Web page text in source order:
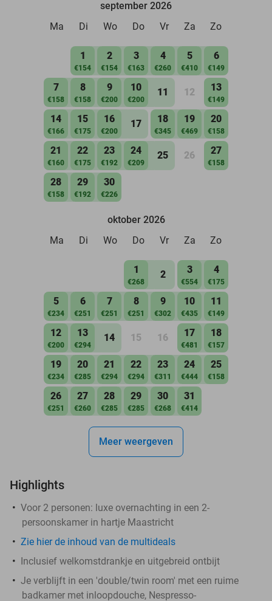
september 2026
Ma
Di Wo Do Vr Za Zo
1
€154
2
€154
3
€163
4
€260
5
€410
6
€149
7
€158
8
€158
9
€200
10
€200
11 12 13
€149
14
€166
15
€175
16
€200
17 18
€345
19
€469
20
€158
21
€160
22
€175
23
€192
24
€209
25 26 27
€158
28
€158
29
€192
30
€226
oktober 2026
Ma
Di Wo Do Vr Za Zo
1
€268
2 3
€554
4
€175
5
€234
6
€251
7
€251
8
€251
9
€302
10
€435
11
€149
12
€200
13
€294
14 15 16 17
€481
18
€157
19
€234
20
€285
21
€294
22
€294
23
€311
24
€444
25
€158
26
€251
27
€260
28
€285
29
€285
30
€268
31
€414
Meer weergeven
Highlights
Voor 2 personen: luxe overnachting in een 2-
persoonskamer in hartje Maastricht
Zie hier de inhoud van de multideals
Inclusief welkomstdrankje en uitgebreid ontbijt
Je verblijft in een 'double/twin room' met een ruime
badkamer met inloopdouche, Nespresso-